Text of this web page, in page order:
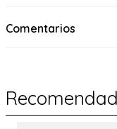
Comentarios